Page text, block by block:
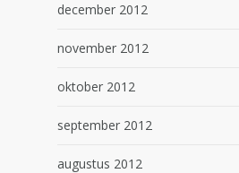
december 2012
november 2012
oktober 2012
september 2012
augustus 2012